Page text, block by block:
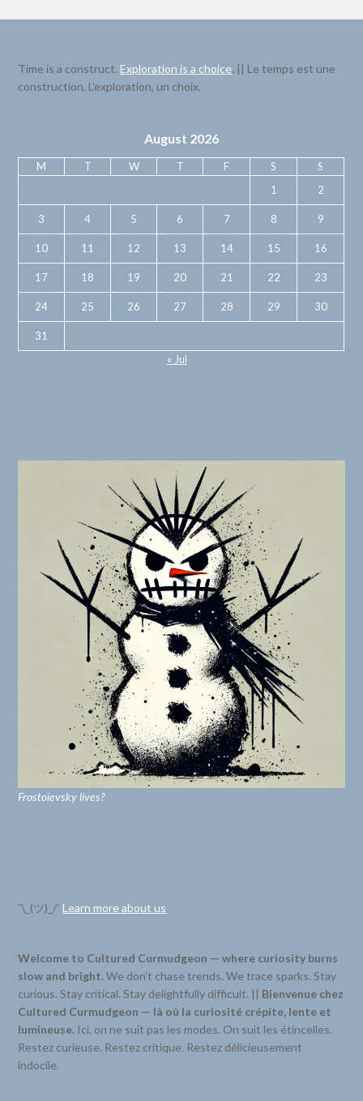
Time is a construct.Exploration is a choice. || Le temps est une
construction. L’exploration, un choix.
August 2026
M T W T F S
S
1
2
3 4 5 6 7 8 9
10 11 12 13 14 15 16
17 18 19 20 21 22 23
24 25 26 27 28 29 30
31
« Jul
Frostoïevsky lives?
¯\_(ツ)_/¯Learn more about us
Welcome to Cultured Curmudgeon — where curiosity burns
slow and bright.We don’t chase trends. We trace sparks. Stay
curious. Stay critical. Stay delightfully difficult. || Bienvenue chez
Cultured Curmudgeon — là où la curiosité crépite, lente et
lumineuse. Ici, on ne suit pas les modes. On suit les étincelles.
Restez curieuse. Restez critique. Restez délicieusement
indocile.